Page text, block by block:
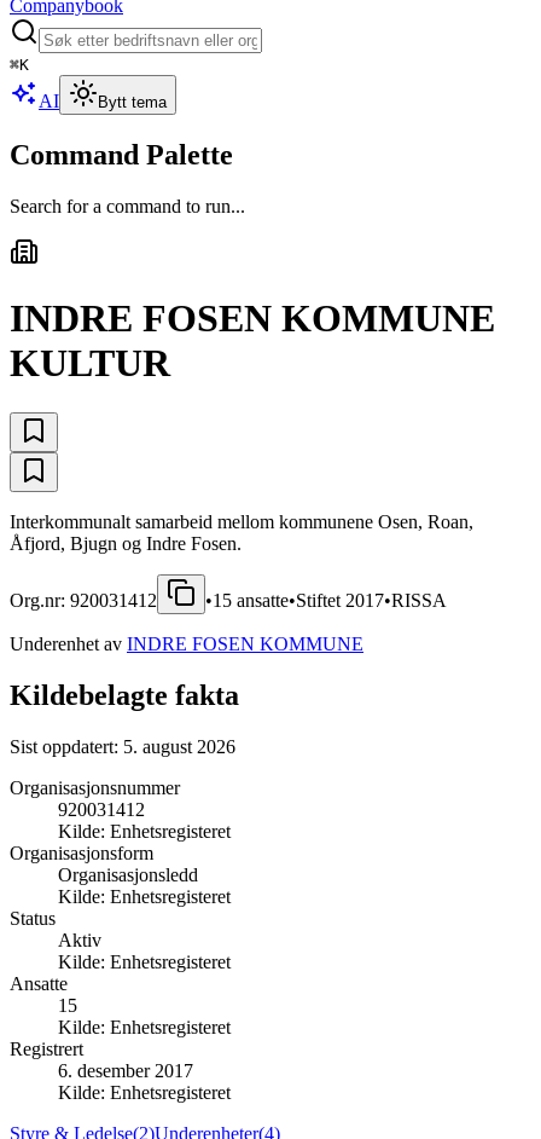
Companybook
⌘K
AI Bytt tema
Command Palette
Search for a command to run...
INDRE FOSEN KOMMUNE
KULTUR
Interkommunalt samarbeid mellom kommunene Osen, Roan,
Åfjord, Bjugn og Indre Fosen.
Org.nr: 920031412 •15 ansatte•Stiftet 2017•RISSA
Underenhet av INDRE FOSEN KOMMUNE
Kildebelagte fakta
Sist oppdatert: 5. august 2026
Organisasjonsnummer
920031412
Kilde: Enhetsregisteret
Organisasjonsform
Organisasjonsledd
Kilde: Enhetsregisteret
Status
Aktiv
Kilde: Enhetsregisteret
Ansatte
15
Kilde: Enhetsregisteret
Registrert
6. desember 2017
Kilde: Enhetsregisteret
Styre & Ledelse(2)Underenheter(4)